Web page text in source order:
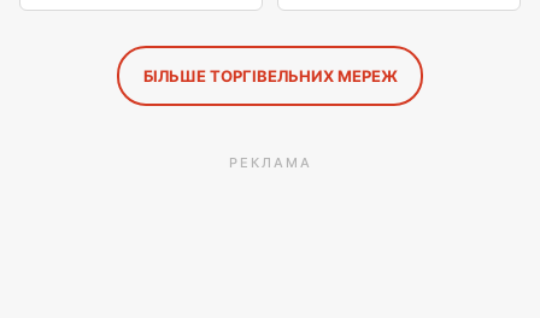
БІЛЬШЕ ТОРГІВЕЛЬНИХ МЕРЕЖ
РЕКЛАМА